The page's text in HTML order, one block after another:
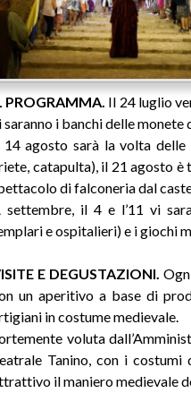
PROGRAMMA. Il 24 luglio
saranno i banchi delle monete
agosto sarà la volta delle
catapulta), il 21 agosto è
di falconeria dal
settembre, il 4 e l’11 vi
e ospitalieri) e i giochi
E DEGUSTAZIONI.
un aperitivo a base di
in costume medievale.
voluta
Tanino, con i
il maniero medievale